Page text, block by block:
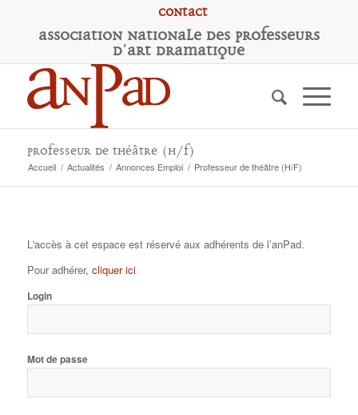
Contact
Association Nationale des Professeurs
d'Art Dramatique
Professeur de théâtre (H/F)
Accueil / Actualités / Annonces Emploi / Professeur de théâtre (H/F)
L'accès à cet espace est réservé aux adhérents de l’anPad.
Pour adhérer, cliquer ici
Login
Mot de passe